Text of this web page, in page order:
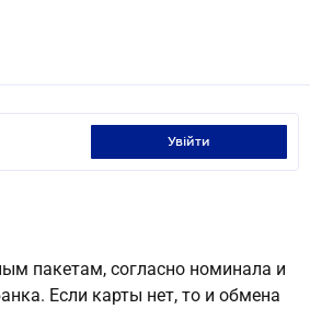
увійти
пакетам, согласно номинала и
Если карты нет, то и обмена